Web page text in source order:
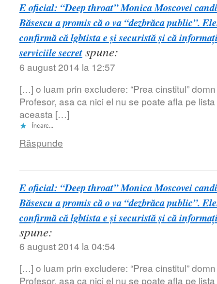
E oficial: “Deep throat” Monica Moscovei
Băsescu a promis că o va “dezbrăca public”.
confirmă că lgbtista e şi securistă şi că
serviciile secret spune:
6 august 2014 la 12:57
[…] o luam prin excludere: “Prea cinstitul”
Profesor, asa ca nici el nu se poate afla pe
aceasta […]
Încarc...
Răspunde
E oficial: “Deep throat” Monica Moscovei
Băsescu a promis că o va “dezbrăca public”.
confirmă că lgbtista e şi securistă şi că
spune:
6 august 2014 la 04:54
[…] o luam prin excludere: “Prea cinstitul”
Profesor, asa ca nici el nu se poate afla pe